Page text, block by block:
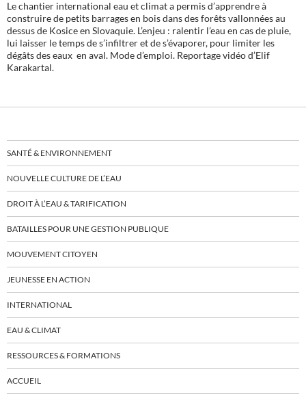
Le chantier international eau et climat a permis d’apprendre à
construire de petits barrages en bois dans des forêts vallonnées au
dessus de Kosice en Slovaquie. L’enjeu : ralentir l’eau en cas de pluie,
lui laisser le temps de s’infiltrer et de s’évaporer, pour limiter les
dégâts des eaux en aval. Mode d’emploi. Reportage vidéo d’Elif
Karakartal.
SANTÉ & ENVIRONNEMENT
NOUVELLE CULTURE DE L’EAU
DROIT À L’EAU & TARIFICATION
BATAILLES POUR UNE GESTION PUBLIQUE
MOUVEMENT CITOYEN
JEUNESSE EN ACTION
INTERNATIONAL
EAU & CLIMAT
RESSOURCES & FORMATIONS
ACCUEIL